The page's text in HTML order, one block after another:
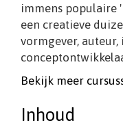
immens populaire
een creatieve
vormgever,
Bekijk meer
Inhoud